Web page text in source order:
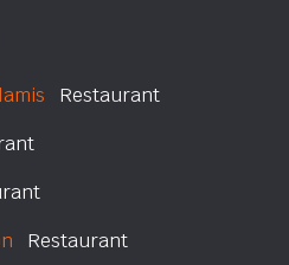
Restaurant
Restaurant